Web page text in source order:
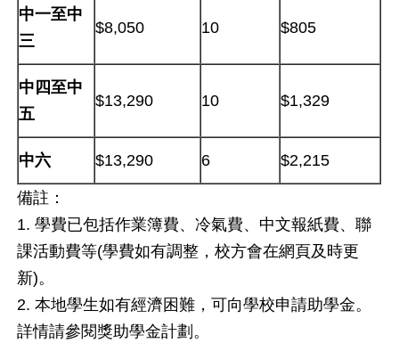
中一至中
三
$8,050 10 $805
中四至中
五
$13,290 10 $1,329
中六 $13,290 6 $2,215
備註：
1. 學費已包括作業簿費、冷氣費、中文報紙費、聯
課活動費等(學費如有調整，校方會在網頁及時更
新)。
2. 本地學生如有經濟困難，可向學校申請助學金。
詳情請參閱獎助學金計劃。